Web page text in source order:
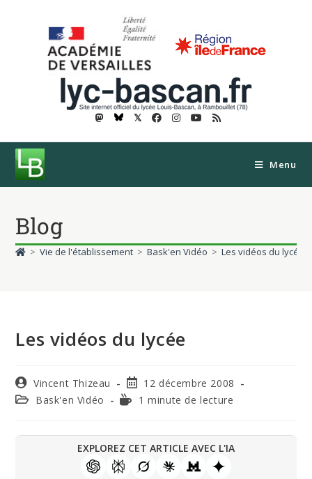
𝕏
Menu
Blog
> Vie de l'établissement > Bask'en Vidéo > Les vidéos du lycée
Les vidéos du lycée
Vincent Thizeau
12 décembre 2008
Bask'en Vidéo
1 minute de lecture
EXPLOREZ CET ARTICLE AVEC L'IA